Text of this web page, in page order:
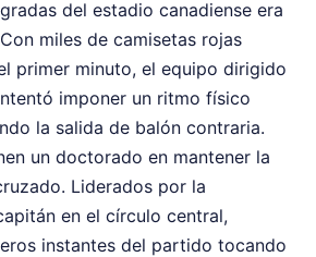
del estadio canadiense era
miles de camisetas rojas
primer minuto, el equipo dirigido
imponer un ritmo físico
la salida de balón contraria.
un doctorado en mantener la
Liderados por la
en el círculo central,
instantes del partido tocando